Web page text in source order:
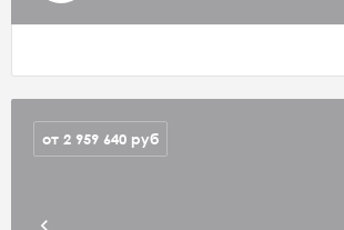
от 2 959 640 руб